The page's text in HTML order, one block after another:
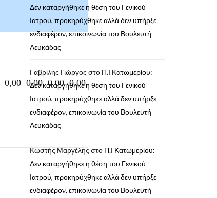
0,00 0,00 0,00 0,00
Δεν καταργήθηκε η θέση του Γενικού
Ιατρού, προκηρύχθηκε αλλά δεν υπήρξε
ενδιαφέρον, επικοινωνία του Βουλευτή
Λευκάδας
Γαβρίλης Γιώργος στο Π.Ι Κατωμερίου:
Δεν καταργήθηκε η θέση του Γενικού
Ιατρού, προκηρύχθηκε αλλά δεν υπήρξε
ενδιαφέρον, επικοινωνία του Βουλευτή
Λευκάδας
Κωστής Μαργέλης στο Π.Ι Κατωμερίου:
Δεν καταργήθηκε η θέση του Γενικού
Ιατρού, προκηρύχθηκε αλλά δεν υπήρξε
ενδιαφέρον, επικοινωνία του Βουλευτή